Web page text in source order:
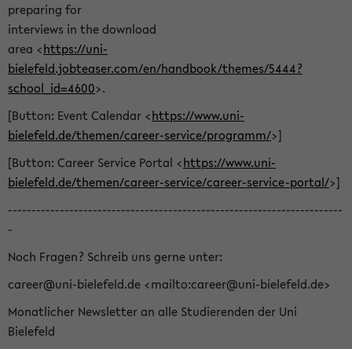
preparing for
interviews in the download
area <https://uni-
bielefeld.jobteaser.com/en/handbook/themes/5444?
school_id=4600>.
[Button: Event Calendar <https://www.uni-
bielefeld.de/themen/career-service/programm/>]
[Button: Career Service Portal <https://www.uni-
bielefeld.de/themen/career-service/career-service-portal/>]
-----------------------------------------------------------------------
-
Noch Fragen? Schreib uns gerne unter:
career@uni-bielefeld.de <mailto:career@uni-bielefeld.de>
Monatlicher Newsletter an alle Studierenden der Uni
Bielefeld